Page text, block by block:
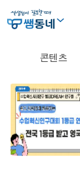
콘텐츠